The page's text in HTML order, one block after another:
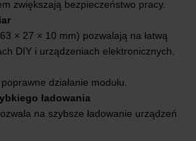
zwiększają bezpieczeństwo pracy.
× 27 × 10 mm) pozwalają na łatwą
DIY i urządzeniach elektronicznych.
działanie modułu.
ładowania
na szybsze ładowanie urządzeń